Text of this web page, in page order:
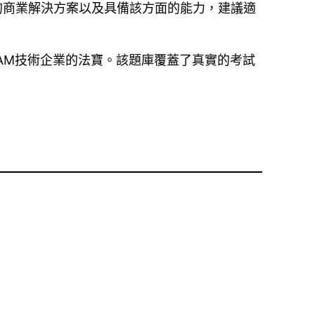
業解決方案以及具備該方面的能力，建議適
技術企業的法寶。該題庫覆蓋了真實的考試